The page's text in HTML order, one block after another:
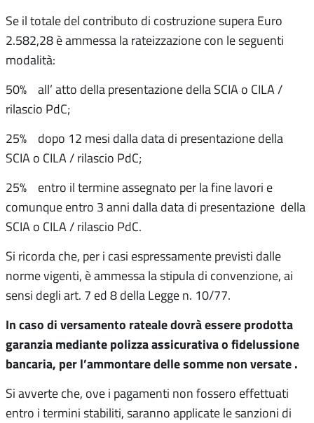
Se il totale del contributo di costruzione supera Euro
2.582,28 è ammessa la rateizzazione con le seguenti
modalità:
50% all’ atto della presentazione della SCIA o CILA /
rilascio PdC;
25% dopo 12 mesi dalla data di presentazione della
SCIA o CILA / rilascio PdC;
25% entro il termine assegnato per la fine lavori e
comunque entro 3 anni dalla data di presentazione della
SCIA o CILA / rilascio PdC.
Si ricorda che, per i casi espressamente previsti dalle
norme vigenti, è ammessa la stipula di convenzione, ai
sensi degli art. 7 ed 8 della Legge n. 10/77.
In caso di versamento rateale dovrà essere prodotta
garanzia mediante polizza assicurativa o fidelussione
bancaria, per l’ammontare delle somme non versate .
Si avverte che, ove i pagamenti non fossero effettuati
entro i termini stabiliti, saranno applicate le sanzioni di